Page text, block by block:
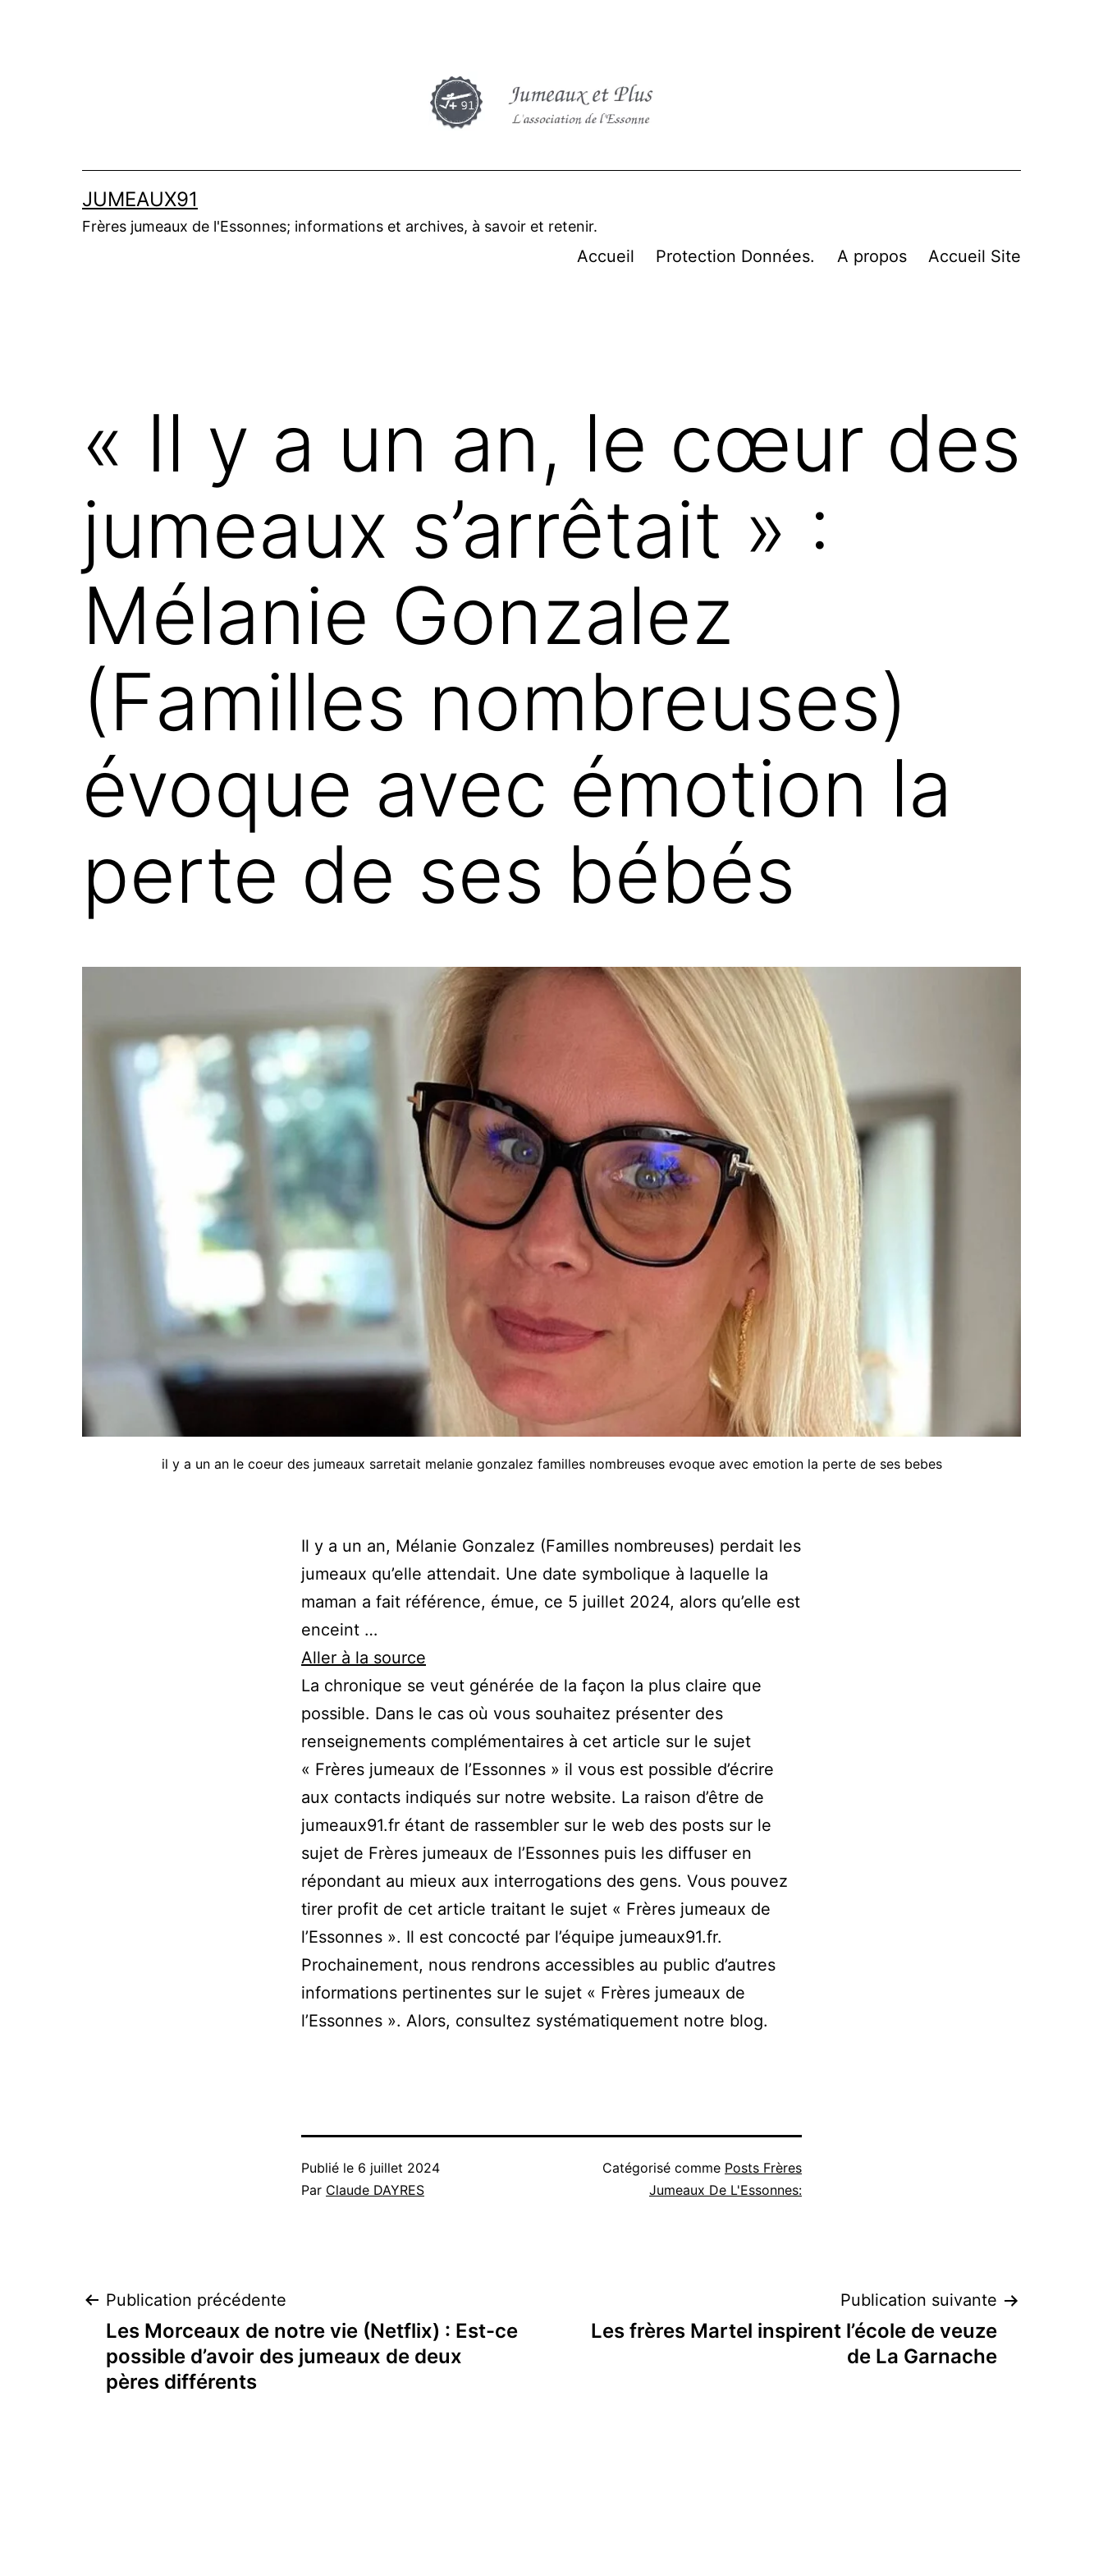
JUMEAUX91
Frères jumeaux de l'Essonnes; informations et archives, à savoir et retenir.
Accueil Protection Données. A propos Accueil Site
« Il y a un an, le cœur des
jumeaux s’arrêtait » :
Mélanie Gonzalez
(Familles nombreuses)
évoque avec émotion la
perte de ses bébés
il y a un an le coeur des jumeaux sarretait melanie gonzalez familles nombreuses evoque avec emotion la perte de ses bebes
Il y a un an, Mélanie Gonzalez (Familles nombreuses) perdait les
jumeaux qu’elle attendait. Une date symbolique à laquelle la
maman a fait référence, émue, ce 5 juillet 2024, alors qu’elle est
enceint …
Aller à la source
La chronique se veut générée de la façon la plus claire que
possible. Dans le cas où vous souhaitez présenter des
renseignements complémentaires à cet article sur le sujet
« Frères jumeaux de l’Essonnes » il vous est possible d’écrire
aux contacts indiqués sur notre website. La raison d’être de
jumeaux91.fr étant de rassembler sur le web des posts sur le
sujet de Frères jumeaux de l’Essonnes puis les diffuser en
répondant au mieux aux interrogations des gens. Vous pouvez
tirer profit de cet article traitant le sujet « Frères jumeaux de
l’Essonnes ». Il est concocté par l’équipe jumeaux91.fr.
Prochainement, nous rendrons accessibles au public d’autres
informations pertinentes sur le sujet « Frères jumeaux de
l’Essonnes ». Alors, consultez systématiquement notre blog.
Publié le 6 juillet 2024
Par Claude DAYRES
Catégorisé comme Posts Frères
Jumeaux De L'Essonnes:
Navigation
de
Publication précédente
Les Morceaux de notre vie (Netflix) : Est-ce
possible d’avoir des jumeaux de deux
pères différents
Publication suivante
Les frères Martel inspirent l’école de veuze
de La Garnache